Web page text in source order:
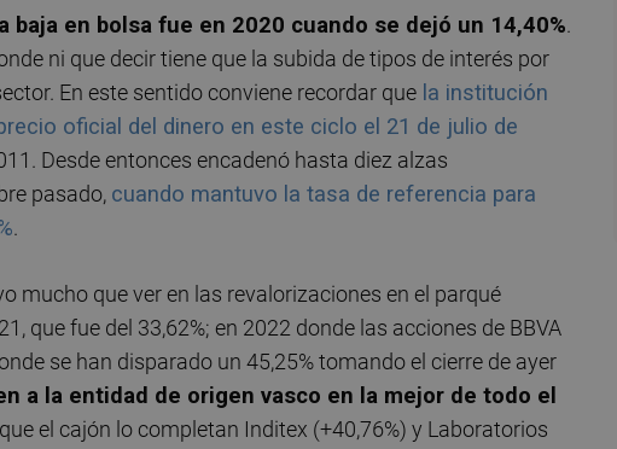
baja en bolsa fue en 2020 cuando se dejó un 14,40%.
ni que decir tiene que la subida de tipos de interés por
En este sentido conviene recordar que la institución
oficial del dinero en este ciclo el 21 de julio de
Desde entonces encadenó hasta diez alzas
pasado, cuando mantuvo la tasa de referencia para
.
mucho que ver en las revalorizaciones en el parqué
que fue del 33,62%; en 2022 donde las acciones de BBVA
se han disparado un 45,25% tomando el cierre de ayer
a la entidad de origen vasco en la mejor de todo el
el cajón lo completan Inditex (+40,76%) y Laboratorios